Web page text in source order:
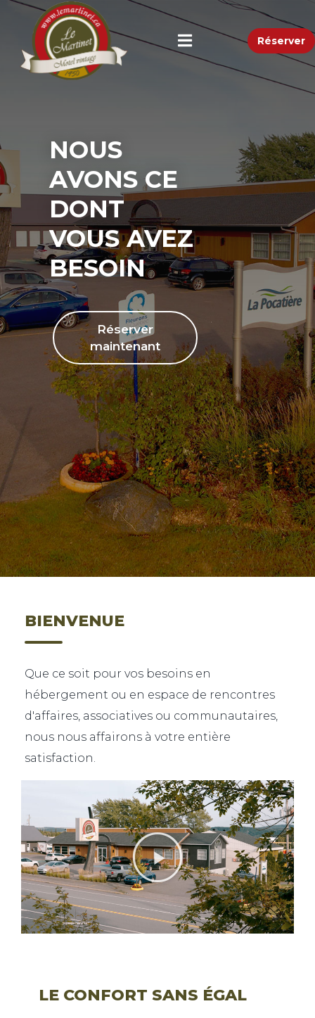
Réserver
NOUS
AVONS CE
DONT
VOUS AVEZ
BESOIN
Réserver
maintenant
BIENVENUE
Que ce soit pour vos besoins en
hébergement ou en espace de rencontres
d'affaires, associatives ou communautaires,
nous nous affairons à votre entière
satisfaction.
LE CONFORT SANS ÉGAL